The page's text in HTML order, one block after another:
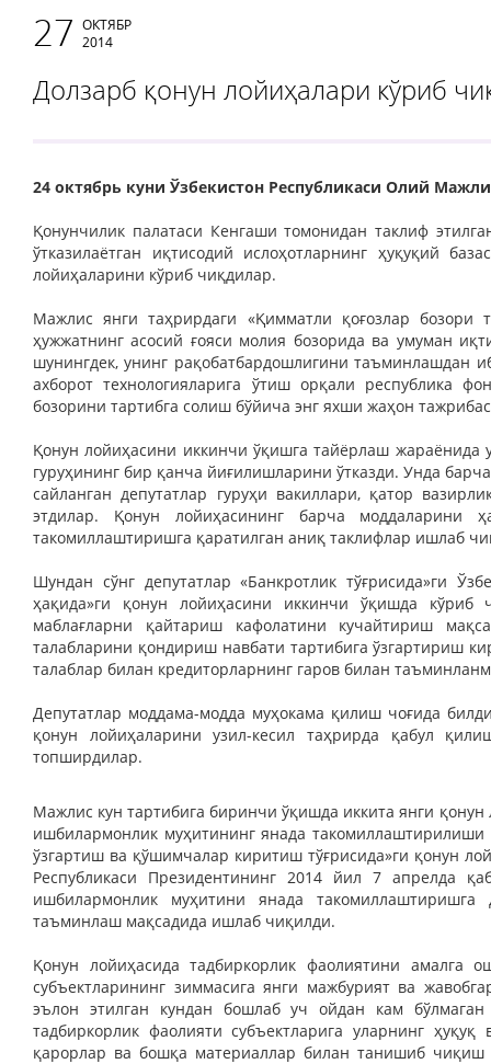
27 ОКТЯБР
2014
Долзарб қонун лойиҳалари кўриб
24 октябрь куни Ўзбекистон Республикаси Олий
Қонунчилик палатаси Кенгаши томонидан таклиф
ўтказилаётган иқтисодий ислоҳотларнинг ҳуқуқий
лойиҳаларини кўриб чиқдилар.
Мажлис янги таҳрирдаги «Қимматли қоғозлар бозори
ҳужжатнинг асосий ғояси молия бозорида ва умуман
шунингдек, унинг рақобатбардошлигини таъминлашдан
ахборот технологияларига ўтиш орқали республика
бозорини тартибга солиш бўйича энг яхши жаҳон
Қонун лойиҳасини иккинчи ўқишга тайёрлаш жараёнида
гуруҳининг бир қанча йиғилишларини ўтказди. Унда
сайланган депутатлар гуруҳи вакиллари, қатор
этдилар. Қонун лойиҳасининг барча моддаларини
такомиллаштиришга қаратилган аниқ таклифлар ишлаб
Шундан сўнг депутатлар «Банкротлик тўғрисида»ги
ҳақида»ги қонун лойиҳасини иккинчи ўқишда кўриб
маблағларни қайтариш кафолатини кучайтириш
талабларини қондириш навбати тартибига ўзгартириш
талаблар билан кредиторларнинг гаров билан
Депутатлар моддама-модда муҳокама қилиш чоғида
қонун лойиҳаларини узил-кесил таҳрирда қабул
топширдилар.
Мажлис кун тартибига биринчи ўқишда иккита янги
ишбилармонлик муҳитининг янада такомиллаштирилиши
ўзгартиш ва қўшимчалар киритиш тўғрисида»ги қонун
Республикаси Президентининг 2014 йил 7 апрелда
ишбилармонлик муҳитини янада
таъминлаш мақсадида ишлаб чиқилди.
Қонун лойиҳасида тадбиркорлик фаолиятини амалга
субъектларининг зиммасига янги мажбурият ва
эълон этилган кундан бошлаб уч ойдан кам
тадбиркорлик фаолияти субъектларига уларнинг
қарорлар ва бошқа материаллар билан танишиб